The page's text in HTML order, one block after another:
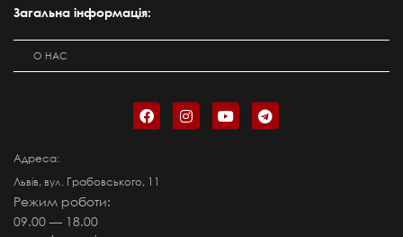
Загальна інформація:
О НАС
Адреса:
Львів, вул. Грабовського, 11
Режим роботи:
09.00 — 18.00